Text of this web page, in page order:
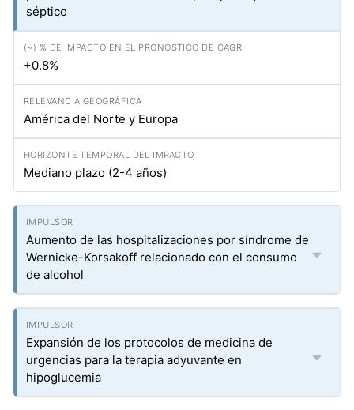
séptico
+0.8%
América del Norte y Europa
Mediano plazo (2-4 años)
Aumento de las hospitalizaciones por síndrome de
Wernicke-Korsakoff relacionado con el consumo
de alcohol
Expansión de los protocolos de medicina de
urgencias para la terapia adyuvante en
hipoglucemia